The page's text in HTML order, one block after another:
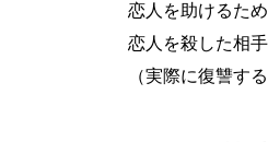
恋人を助けるた
恋人を殺した相
（実際に復讐す